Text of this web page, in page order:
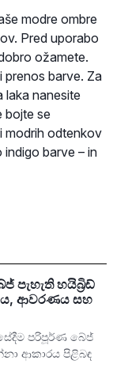
modre ombre
Pred uporabo
ožamete.
prenos barve. Za
laka nanesite
bojte se
modrih odtenkov
barve – in
පැහැති හයිබ්‍රිඩ්
ආවරණය සහ
පරිපූර්ණ බේජ්
ආකාරය පිළිබඳ